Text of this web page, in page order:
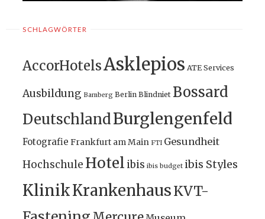
SCHLAGWÖRTER
AccorHotelsAsklepios ATE Services
Ausbildung Bamberg Berlin Blindniet Bossard
DeutschlandBurglengenfeld
Fotografie Frankfurt am Main FTI Gesundheit
Hochschule Hotel ibis ibis budget ibis Styles
KlinikKrankenhausKVT-